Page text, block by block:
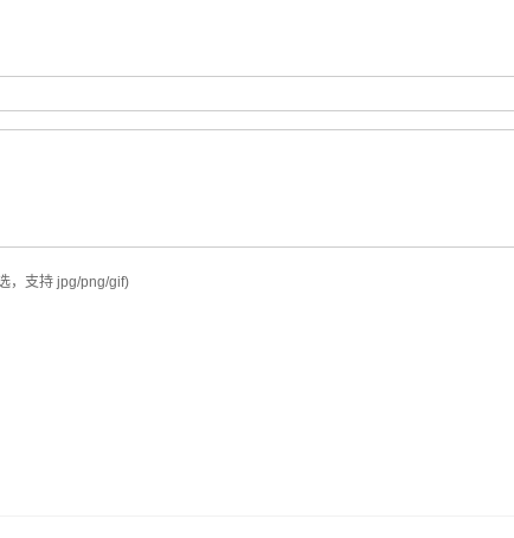
，支持 jpg/png/gif)